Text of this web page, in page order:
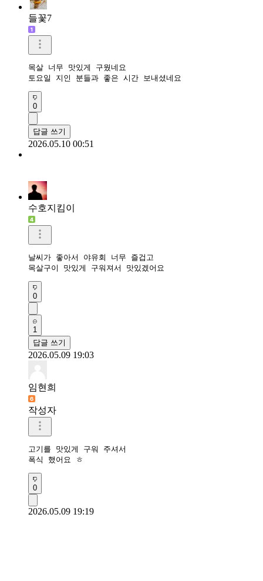
들꽃7
목살 너무 맛있게 구웠네요
토요일 지인 분들과 좋은 시간 보내셨네요
0
답글 쓰기
2026.05.10 00:51
수호지킴이
날씨가 좋아서 야유회 너무 즐겁고
목살구이 맛있게 구워져서 맛있겠어요
0
1
답글 쓰기
2026.05.09 19:03
임현희
작성자
고기를 맛있게 구워 주셔서
폭식 했어요 ㅎ
0
2026.05.09 19:19